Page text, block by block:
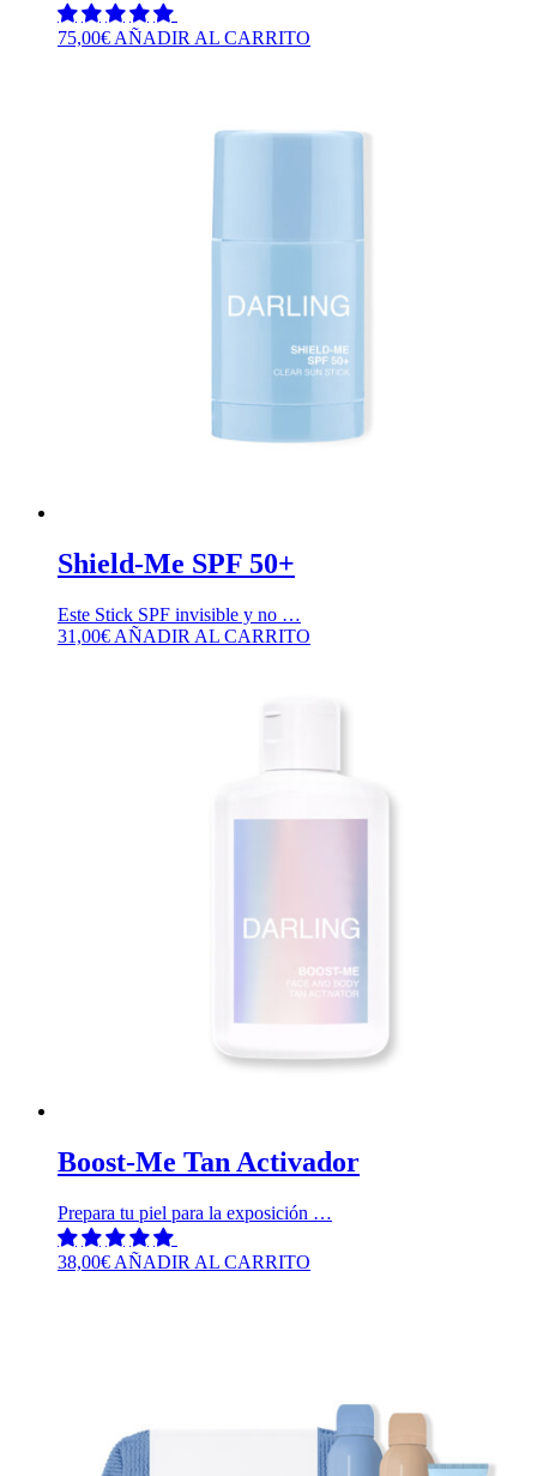
75,00€ AÑADIR AL CARRITO
Shield-Me SPF 50+
Este Stick SPF invisible y no …
31,00€ AÑADIR AL CARRITO
Boost-Me Tan Activador
Prepara tu piel para la exposición …
38,00€ AÑADIR AL CARRITO